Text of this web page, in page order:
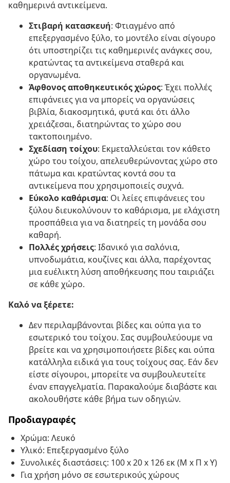
καθημερινά αντικείμενα.
Στιβαρή κατασκευή: Φτιαγμένο από
επεξεργασμένο ξύλο, το μοντέλο είναι σίγουρο
ότι υποστηρίζει τις καθημερινές ανάγκες σου,
κρατώντας τα αντικείμενα σταθερά και
οργανωμένα.
Άφθονος αποθηκευτικός χώρος: Έχει πολλές
επιφάνειες για να μπορείς να οργανώσεις
βιβλία, διακοσμητικά, φυτά και ότι άλλο
χρειάζεσαι, διατηρώντας το χώρο σου
τακτοποιημένο.
Σχεδίαση τοίχου: Εκμεταλλεύεται τον κάθετο
χώρο του τοίχου, απελευθερώνοντας χώρο στο
πάτωμα και κρατώντας κοντά σου τα
αντικείμενα που χρησιμοποιείς συχνά.
Εύκολο καθάρισμα: Οι λείες επιφάνειες του
ξύλου διευκολύνουν το καθάρισμα, με ελάχιστη
προσπάθεια για να διατηρείς τη μονάδα σου
καθαρή.
Πολλές χρήσεις: Ιδανικό για σαλόνια,
υπνοδωμάτια, κουζίνες και άλλα, παρέχοντας
μια ευέλικτη λύση αποθήκευσης που ταιριάζει
σε κάθε χώρο.
Καλό να ξέρετε:
Δεν περιλαμβάνονται βίδες και ούπα για το
εσωτερικό του τοίχου. Σας συμβουλεύουμε να
βρείτε και να χρησιμοποιήσετε βίδες και ούπα
κατάλληλα ειδικά για τους τοίχους σας. Εάν δεν
είστε σίγουροι, μπορείτε να συμβουλευτείτε
έναν επαγγελματία. Παρακαλούμε διαβάστε και
ακολουθήστε κάθε βήμα των οδηγιών.
Προδιαγραφές
Χρώμα: Λευκό
Υλικό: Επεξεργασμένο ξύλο
Συνολικές διαστάσεις: 100 x 20 x 126 εκ (Μ x Π x Υ)
Για χρήση μόνο σε εσωτερικούς χώρους